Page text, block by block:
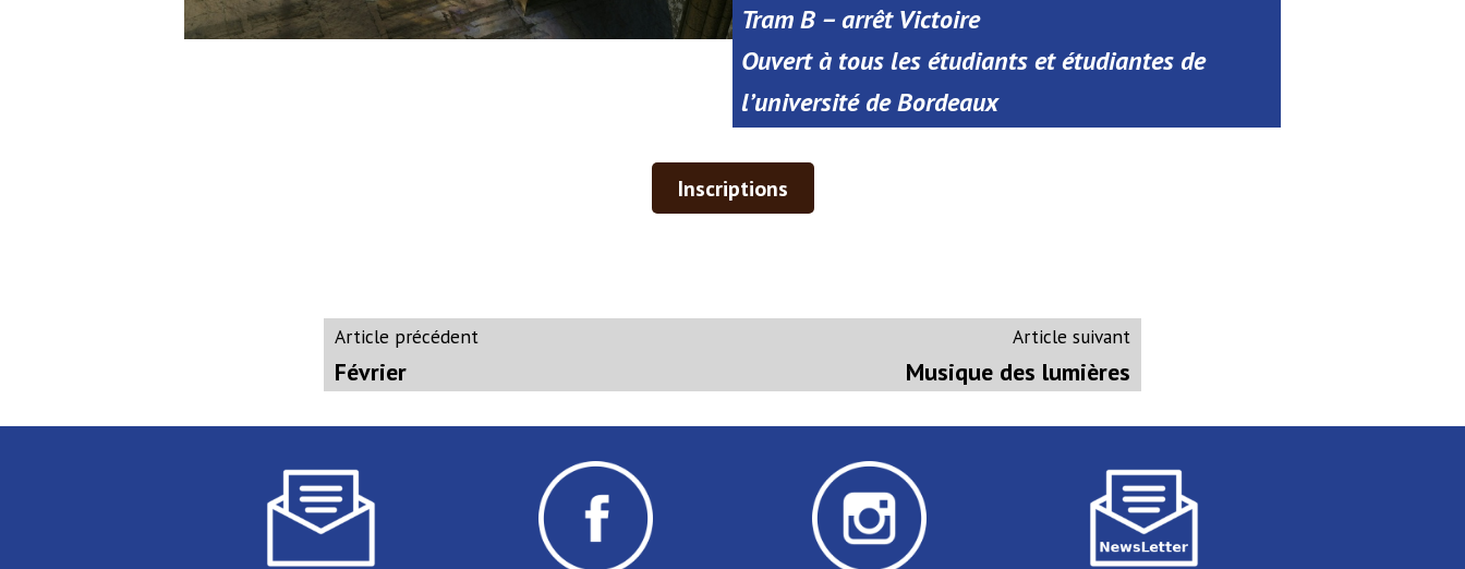
Tram B – arrêt Victoire
Ouvert à tous les étudiants et étudiantes de
l’université de Bordeaux
Inscriptions
Navigation
de
l’article
Article précédentArticle
Février
Article suivantArticle
Musique des lumières